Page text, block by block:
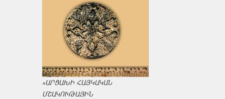
«ԱՐՑԱԽԻ ՀԱՅԿԱԿԱՆ
ՄՇԱԿՈՒԹԱՅԻՆ